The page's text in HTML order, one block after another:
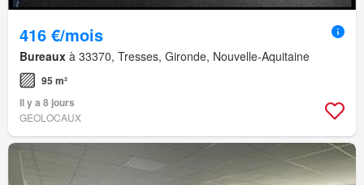
416 €/mois
Bureaux à 33370, Tresses, Gironde, Nouvelle-Aquitaine
95 m²
Il y a 8 jours
GEOLOCAUX